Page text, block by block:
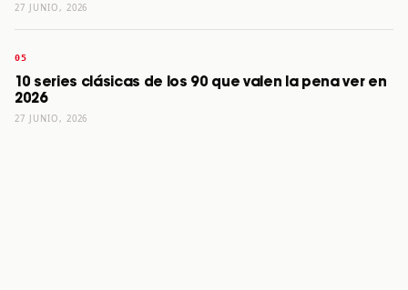
27 JUNIO, 2026
10 series clásicas de los 90 que valen la pena ver en
2026
27 JUNIO, 2026